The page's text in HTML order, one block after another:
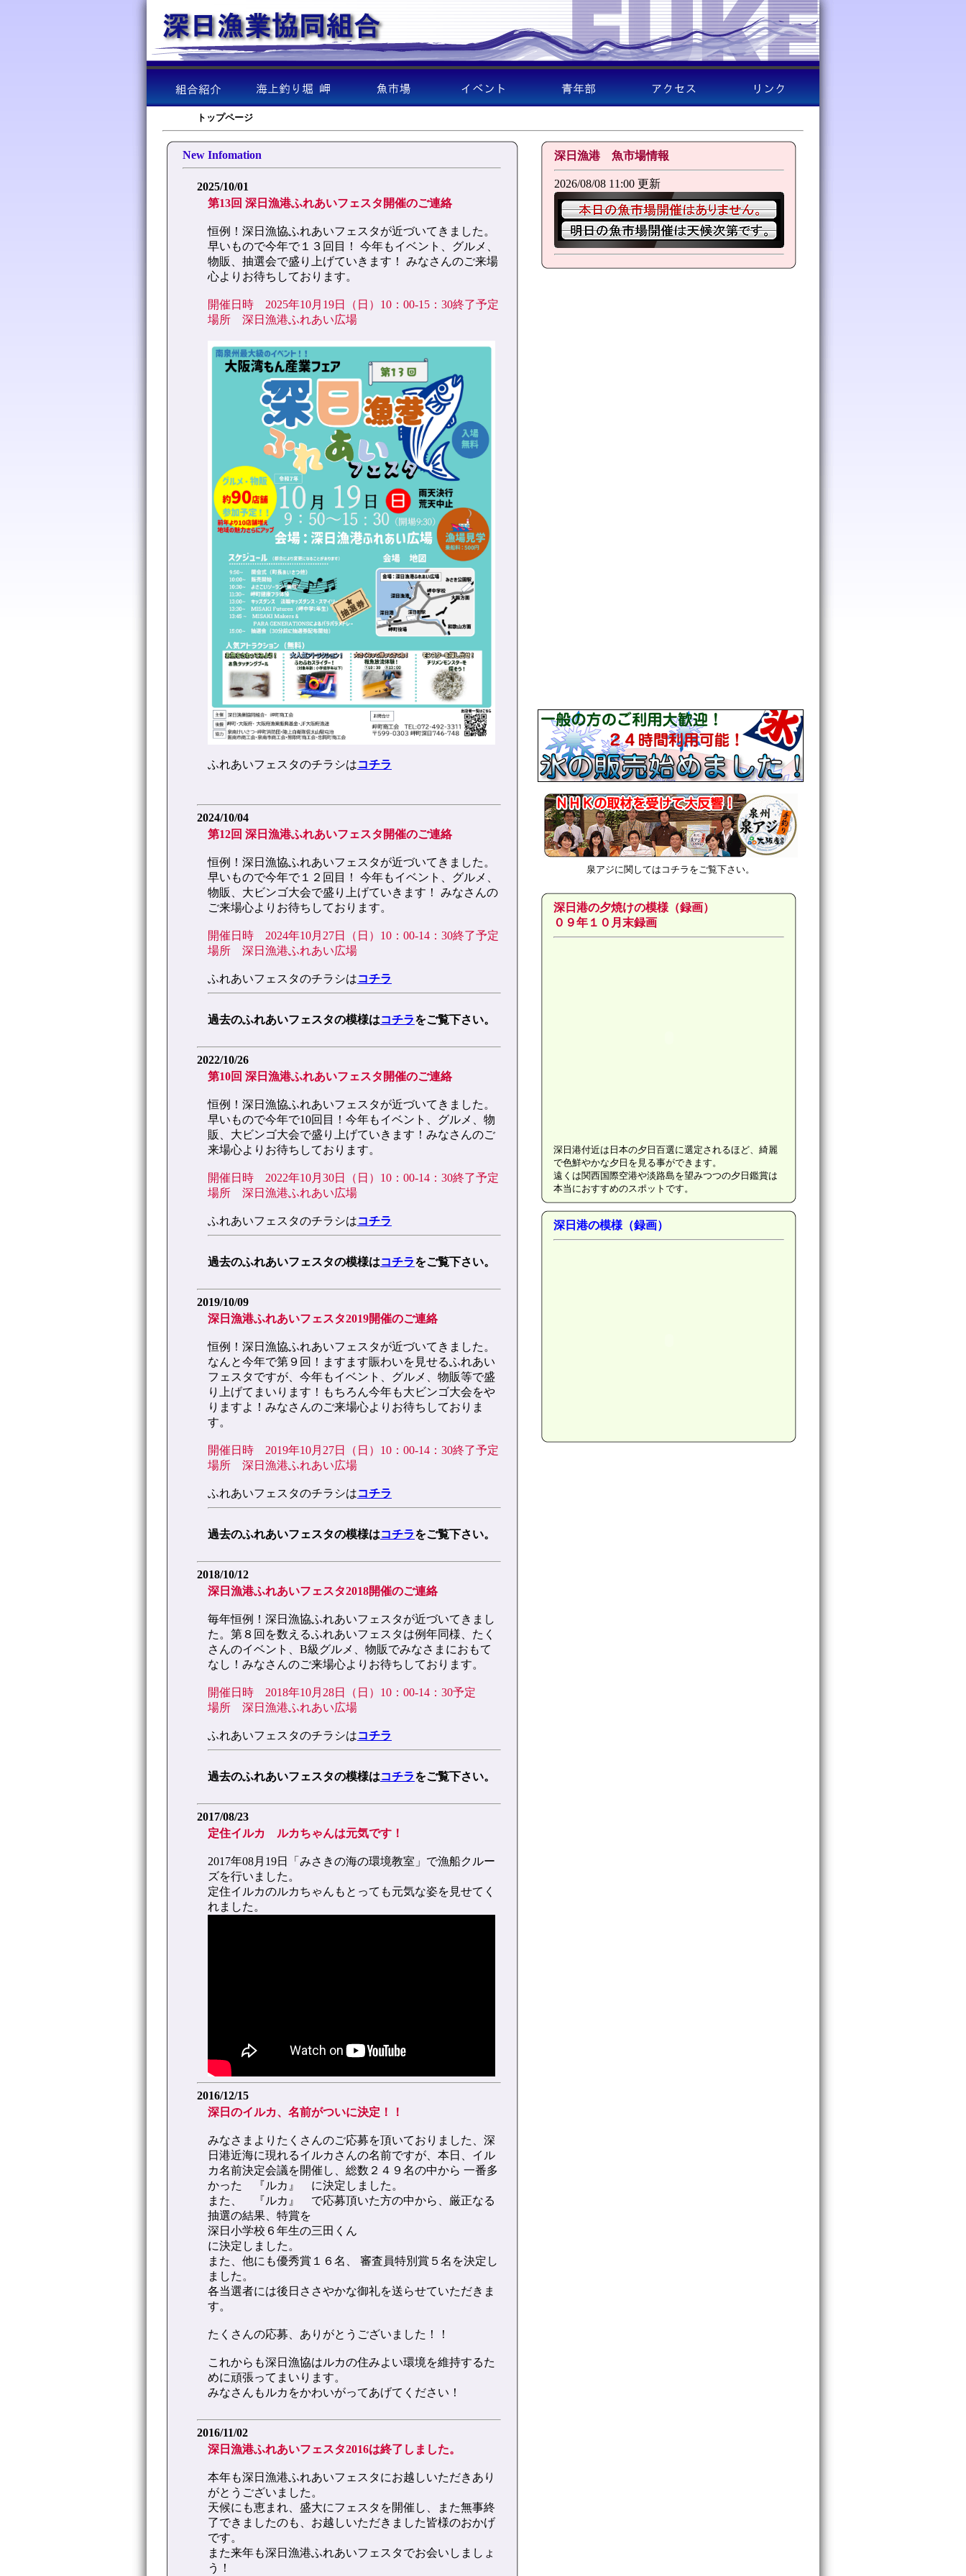
トップページ
New Infomation
2025/10/01
第13回 深日漁港ふれあいフェスタ開催のご連絡
恒例！深日漁協ふれあいフェスタが近づいてきました。
早いもので今年で１３回目！ 今年もイベント、グルメ、
物販、抽選会で盛り上げていきます！ みなさんのご来場
心よりお待ちしております。
開催日時 2025年10月19日（日）10：00-15：30終了予定
場所 深日漁港ふれあい広場
ふれあいフェスタのチラシはコチラ
2024/10/04
第12回 深日漁港ふれあいフェスタ開催のご連絡
恒例！深日漁協ふれあいフェスタが近づいてきました。
早いもので今年で１２回目！ 今年もイベント、グルメ、
物販、大ビンゴ大会で盛り上げていきます！ みなさんの
ご来場心よりお待ちしております。
開催日時 2024年10月27日（日）10：00-14：30終了予定
場所 深日漁港ふれあい広場
ふれあいフェスタのチラシはコチラ
過去のふれあいフェスタの模様はコチラをご覧下さい。
2022/10/26
第10回 深日漁港ふれあいフェスタ開催のご連絡
恒例！深日漁協ふれあいフェスタが近づいてきました。
早いもので今年で10回目！今年もイベント、グルメ、物
販、大ビンゴ大会で盛り上げていきます！みなさんのご
来場心よりお待ちしております。
開催日時 2022年10月30日（日）10：00-14：30終了予定
場所 深日漁港ふれあい広場
ふれあいフェスタのチラシはコチラ
過去のふれあいフェスタの模様はコチラをご覧下さい。
2019/10/09
深日漁港ふれあいフェスタ2019開催のご連絡
恒例！深日漁協ふれあいフェスタが近づいてきました。
なんと今年で第９回！ますます賑わいを見せるふれあい
フェスタですが、今年もイベント、グルメ、物販等で盛
り上げてまいります！もちろん今年も大ビンゴ大会をや
りますよ！みなさんのご来場心よりお待ちしておりま
す。
開催日時 2019年10月27日（日）10：00-14：30終了予定
場所 深日漁港ふれあい広場
ふれあいフェスタのチラシはコチラ
過去のふれあいフェスタの模様はコチラをご覧下さい。
2018/10/12
深日漁港ふれあいフェスタ2018開催のご連絡
毎年恒例！深日漁協ふれあいフェスタが近づいてきまし
た。第８回を数えるふれあいフェスタは例年同様、たく
さんのイベント、B級グルメ、物販でみなさまにおもて
なし！みなさんのご来場心よりお待ちしております。
開催日時 2018年10月28日（日）10：00-14：30予定
場所 深日漁港ふれあい広場
ふれあいフェスタのチラシはコチラ
過去のふれあいフェスタの模様はコチラをご覧下さい。
2017/08/23
定住イルカ ルカちゃんは元気です！
2017年08月19日「みさきの海の環境教室」で漁船クルー
ズを行いました。
定住イルカのルカちゃんもとっても元気な姿を見せてく
れました。
2016/12/15
深日のイルカ、名前がついに決定！！
みなさまよりたくさんのご応募を頂いておりました、深
日港近海に現れるイルカさんの名前ですが、本日、イル
カ名前決定会議を開催し、総数２４９名の中から 一番多
かった 『ルカ』 に決定しました。
また、 『ルカ』 で応募頂いた方の中から、厳正なる
抽選の結果、特賞を
深日小学校６年生の三田くん
に決定しました。
また、他にも優秀賞１６名、 審査員特別賞５名を決定し
ました。
各当選者には後日ささやかな御礼を送らせていただきま
す。
たくさんの応募、ありがとうございました！！
これからも深日漁協はルカの住みよい環境を維持するた
めに頑張ってまいります。
みなさんもルカをかわいがってあげてください！
2016/11/02
深日漁港ふれあいフェスタ2016は終了しました。
本年も深日漁港ふれあいフェスタにお越しいただきあり
がとうございました。
天候にも恵まれ、盛大にフェスタを開催し、また無事終
了できましたのも、お越しいただきました皆様のおかげ
です。
また来年も深日漁港ふれあいフェスタでお会いしましょ
う！
深日漁港 魚市場情報
2026/08/08 11:00 更新
泉アジに関してはコチラをご覧下さい。
深日港の夕焼けの模様（録画）
０９年１０月末録画
深日港付近は日本の夕日百選に選定されるほど、綺麗
で色鮮やかな夕日を見る事ができます。
遠くは関西国際空港や淡路島を望みつつの夕日鑑賞は
本当におすすめのスポットです。
深日港の模様（録画）